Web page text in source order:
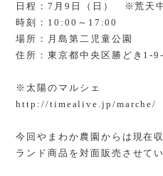
日程：7月9日（日） ※荒天
時刻：10:00～17:00
場所：月島第二児童公園
住所：東京都中央区勝どき1-
※太陽のマルシェ
http://timealive.jp/marche/
今回やまわか農園からは現在
ランド商品を対面販売させて